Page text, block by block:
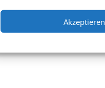
Akzeptieren